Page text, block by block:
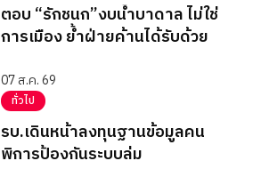
ตอบ “รักชนก”งบน้ำบาดาล ไม่ใช่
การเมือง ย้ำฝ่ายค้านได้รับด้วย
07 ส.ค. 69
ทั่วไป
รบ.เดินหน้าลงทุนฐานข้อมูลคน
พิการป้องกันระบบล่ม